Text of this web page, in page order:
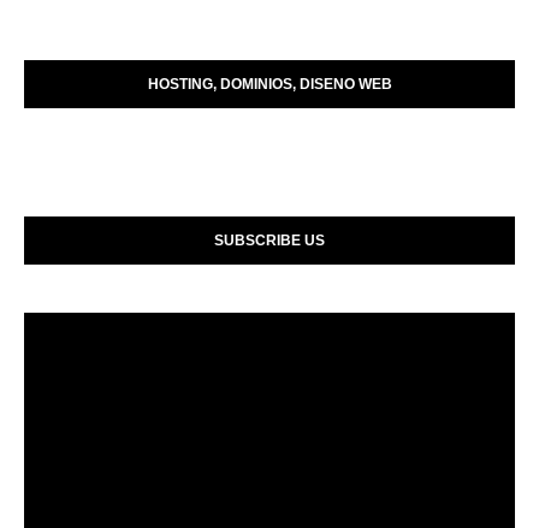
HOSTING, DOMINIOS, DISENO WEB
SUBSCRIBE US